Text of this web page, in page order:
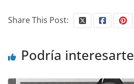
Share This Post:
Podría interesarte